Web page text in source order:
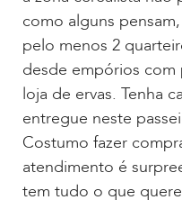
como alguns
pelo menos 2
desde empórios
loja de ervas. Tenha
entregue neste
Costumo fazer
atendimento é
tem tudo o que